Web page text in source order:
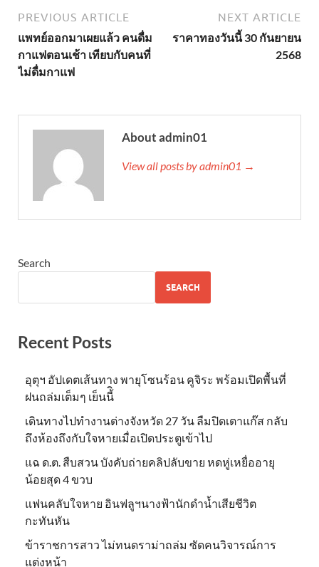
PREVIOUS ARTICLE
แพทย์ออกมาเผยแล้ว คนดื่ม
กาแฟตอนเช้า เทียบกับคนที่
ไม่ดื่มกาแฟ
NEXT ARTICLE
ราคาทองวันนี้ 30 กันยายน
2568
About admin01
View all posts by admin01 →
Search
SEARCH
Recent Posts
อุตุฯ อัปเดตเส้นทาง พายุโซนร้อน คูจิระ พร้อมเปิดพื้นที่
ฝนถล่มเต็มๆ เย็นนี้ิ
เดินทางไปทำงานต่างจังหวัด 27 วัน ลืมปิดเตาแก๊ส กลับ
ถึงห้องถึงกับใจหายเมื่อเปิดประตูเข้าไป
แฉ ด.ต. สืบสวน บังคับถ่ายคลิปลับขาย หดหู่เหยื่ออายุ
น้อยสุด 4 ขวบ
แฟนคลับใจหาย อินฟลูฯนางฟ้านักดำน้ำเสียชีวิต
กะทันหัน
ข้าราชการสาว ไม่ทนดราม่าถล่ม ซัดคนวิจารณ์การ
แต่งหน้า